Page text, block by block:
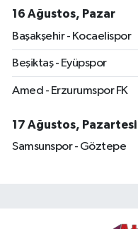
16 Ağustos, Pazar
Başakşehir - Kocaelispor
Beşiktaş - Eyüpspor
Amed - Erzurumspor FK
17 Ağustos, Pazartesi
Samsunspor - Göztepe